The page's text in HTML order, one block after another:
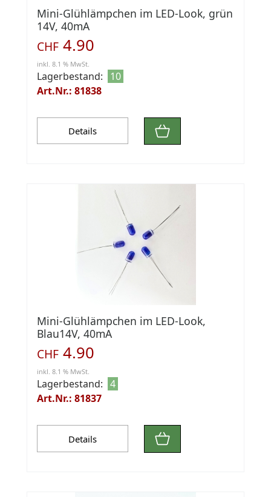
Mini-Glühlämpchen im LED-Look, grün
14V, 40mA
CHF 4.90
inkl. 8.1 % MwSt.
Lagerbestand:
10
Art.Nr.: 81838
Details
Mini-Glühlämpchen im LED-Look,
Blau14V, 40mA
CHF 4.90
inkl. 8.1 % MwSt.
Lagerbestand: 4
Art.Nr.: 81837
Details